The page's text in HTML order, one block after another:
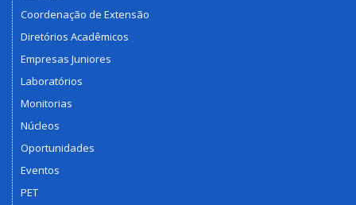
Coordenação de Extensão
Diretórios Acadêmicos
Empresas Juniores
Laboratórios
Monitorias
Núcleos
Oportunidades
Eventos
PET